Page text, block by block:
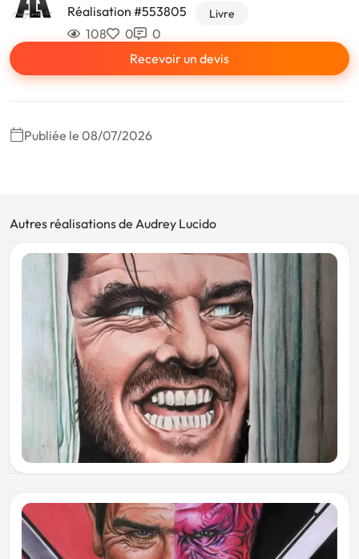
Réalisation #553805
Livre
108 0
0
Recevoir un devis
Publiée le 08/07/2026
Autres réalisations de Audrey Lucido